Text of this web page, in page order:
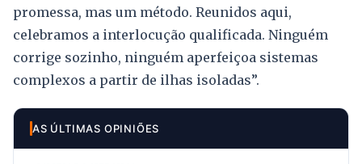
promessa, mas um método. Reunidos aqui,
celebramos a interlocução qualificada. Ninguém
corrige sozinho, ninguém aperfeiçoa sistemas
complexos a partir de ilhas isoladas”.
AS ÚLTIMAS OPINIÕES